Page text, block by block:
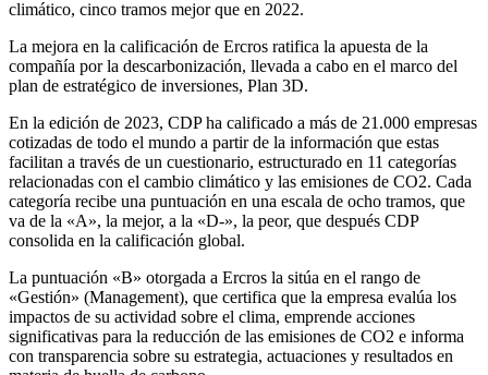
climático, cinco tramos mejor que en 2022.
La mejora en la calificación de Ercros ratifica la apuesta de la
compañía por la descarbonización, llevada a cabo en el marco del
plan de estratégico de inversiones, Plan 3D.
En la edición de 2023, CDP ha calificado a más de 21.000 empresas
cotizadas de todo el mundo a partir de la información que estas
facilitan a través de un cuestionario, estructurado en 11 categorías
relacionadas con el cambio climático y las emisiones de CO2. Cada
categoría recibe una puntuación en una escala de ocho tramos, que
va de la «A», la mejor, a la «D-», la peor, que después CDP
consolida en la calificación global.
La puntuación «B» otorgada a Ercros la sitúa en el rango de
«Gestión» (Management), que certifica que la empresa evalúa los
impactos de su actividad sobre el clima, emprende acciones
significativas para la reducción de las emisiones de CO2 e informa
con transparencia sobre su estrategia, actuaciones y resultados en